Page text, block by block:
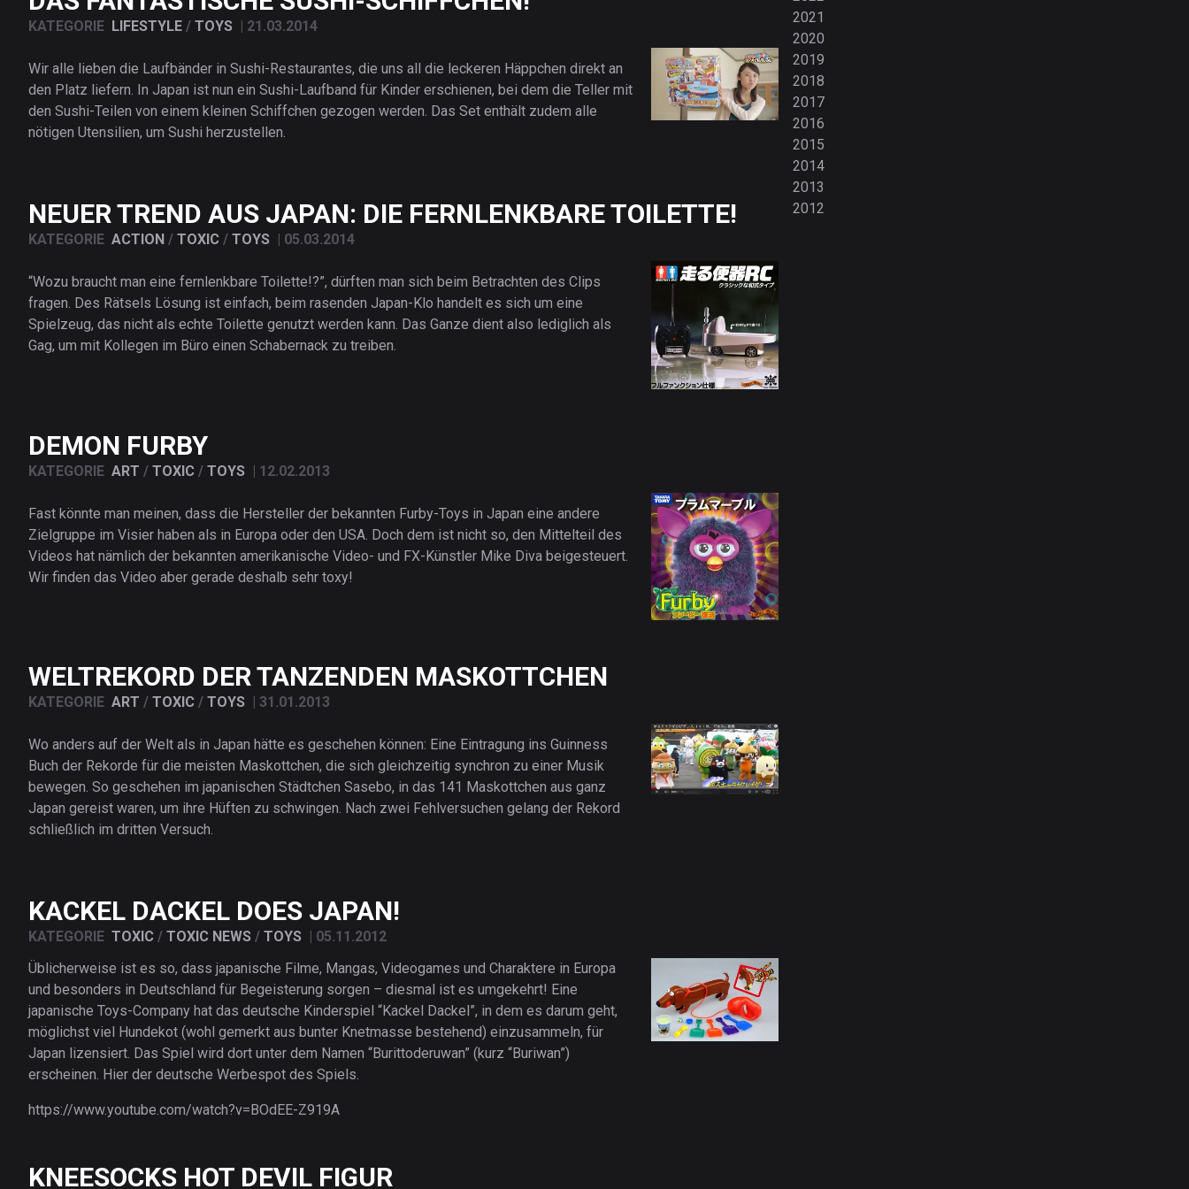
KATEGORIE LIFESTYLE / TOYS | 21.03.2014
Wir alle lieben die Laufbänder in Sushi-Restaurantes, die uns all die leckeren Häppchen direkt an
den Platz liefern. In Japan ist nun ein Sushi-Laufband für Kinder erschienen, bei dem die Teller mit
den Sushi-Teilen von einem kleinen Schiffchen gezogen werden. Das Set enthält zudem alle
nötigen Utensilien, um Sushi herzustellen.
NEUER TREND AUS JAPAN: DIE FERNLENKBARE TOILETTE!
KATEGORIE ACTION / TOXIC / TOYS | 05.03.2014
“Wozu braucht man eine fernlenkbare Toilette!?”, dürften man sich beim Betrachten des Clips
fragen. Des Rätsels Lösung ist einfach, beim rasenden Japan-Klo handelt es sich um eine
Spielzeug, das nicht als echte Toilette genutzt werden kann. Das Ganze dient also lediglich als
Gag, um mit Kollegen im Büro einen Schabernack zu treiben.
DEMON FURBY
KATEGORIE ART / TOXIC / TOYS | 12.02.2013
Fast könnte man meinen, dass die Hersteller der bekannten Furby-Toys in Japan eine andere
Zielgruppe im Visier haben als in Europa oder den USA. Doch dem ist nicht so, den Mittelteil des
Videos hat nämlich der bekannten amerikanische Video- und FX-Künstler Mike Diva beigesteuert.
Wir finden das Video aber gerade deshalb sehr toxy!
WELTREKORD DER TANZENDEN MASKOTTCHEN
KATEGORIE ART / TOXIC / TOYS | 31.01.2013
Wo anders auf der Welt als in Japan hätte es geschehen können: Eine Eintragung ins Guinness
Buch der Rekorde für die meisten Maskottchen, die sich gleichzeitig synchron zu einer Musik
bewegen. So geschehen im japanischen Städtchen Sasebo, in das 141 Maskottchen aus ganz
Japan gereist waren, um ihre Hüften zu schwingen. Nach zwei Fehlversuchen gelang der Rekord
schließlich im dritten Versuch.
KACKEL DACKEL DOES JAPAN!
KATEGORIE TOXIC / TOXIC NEWS / TOYS | 05.11.2012
Üblicherweise ist es so, dass japanische Filme, Mangas, Videogames und Charaktere in Europa
und besonders in Deutschland für Begeisterung sorgen – diesmal ist es umgekehrt! Eine
japanische Toys-Company hat das deutsche Kinderspiel “Kackel Dackel”, in dem es darum geht,
möglichst viel Hundekot (wohl gemerkt aus bunter Knetmasse bestehend) einzusammeln, für
Japan lizensiert. Das Spiel wird dort unter dem Namen “Burittoderuwan” (kurz “Buriwan”)
erscheinen. Hier der deutsche Werbespot des Spiels.
https://www.youtube.com/watch?v=BOdEE-Z919A
KNEESOCKS HOT DEVIL FIGUR
2021
2020
2019
2018
2017
2016
2015
2014
2013
2012